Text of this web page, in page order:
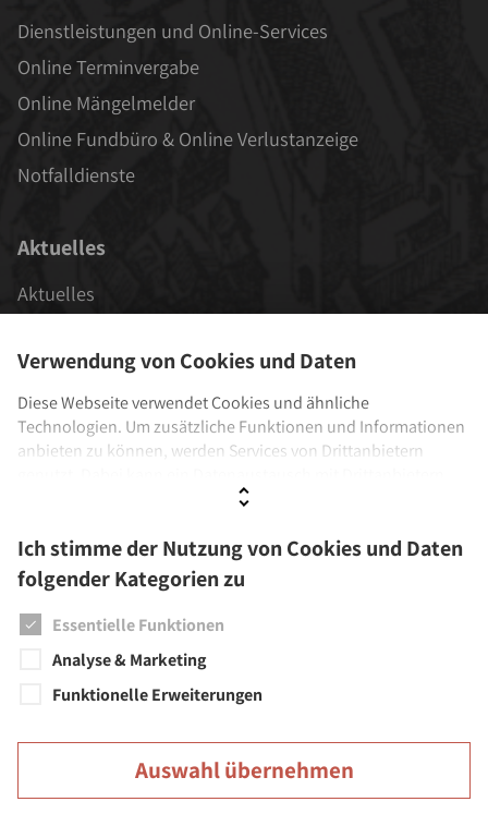
Dienstleistungen und Online-Services
Online Terminvergabe
Online Mängelmelder
Online Fundbüro & Online Verlustanzeige
Notfalldienste
Aktuelles
Aktuelles
Stadt als Arbeitgeber
Einrichtungen
Städtisches Museum
Städtische Galerien
Feuerwehr
Große Kreisstadt Überlingen | Rathaus | Münsterstr. 15-17 |
88662 Überlingen
Verwendung von Cookies und Daten
Diese Webseite verwendet Cookies und ähnliche
Technologien. Um zusätzliche Funktionen und Informationen
anbieten zu können, werden Services von Drittanbietern
stattfinden. Wenn Sie der Verwendung nicht zustimmen,
technisch notwendig sind.
Weitere Informationen sowie Details zu den Kategorien finden
Sie unterDatenschutzundImpressum.
Ich stimme der Nutzung von Cookies und Daten
folgender Kategorien zu
Essentielle Funktionen
Analyse & Marketing
Funktionelle Erweiterungen
Auswahl übernehmen